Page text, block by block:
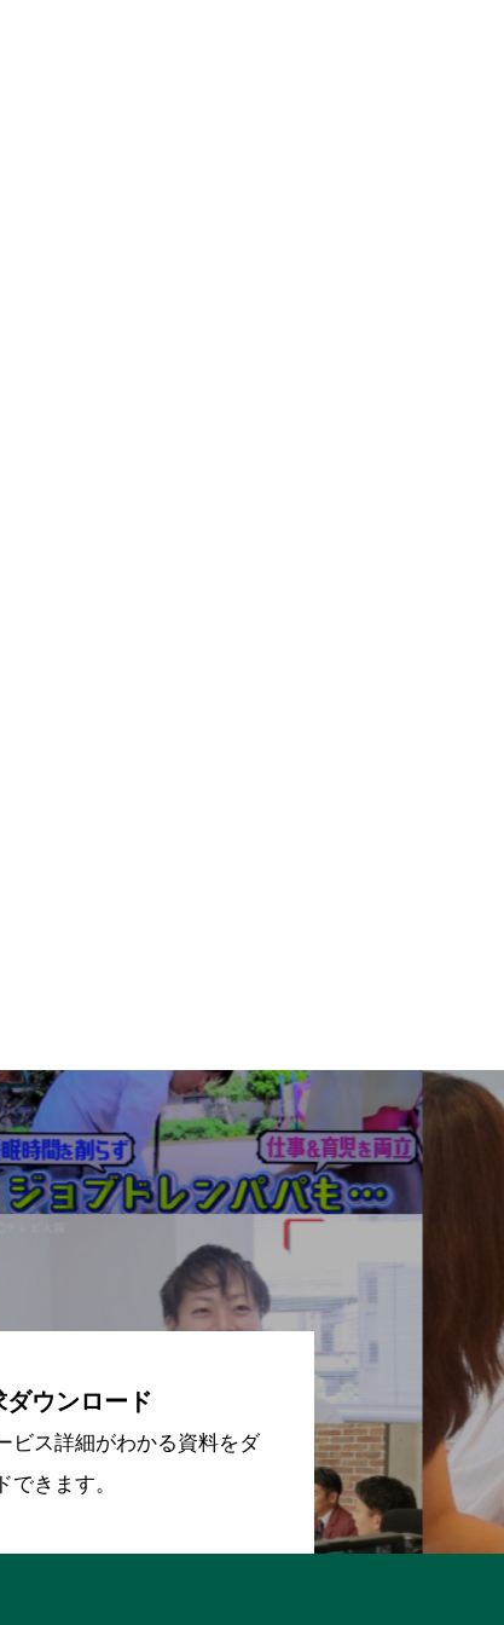
ダウンロード
ビス詳細がわかる資料をダ
できます。